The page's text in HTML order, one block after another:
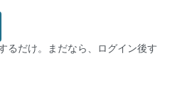
るだけ。まだなら、ログイン後す